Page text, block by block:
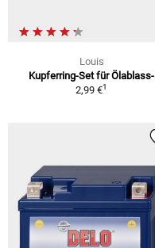
Louis
Kupferring-Set für Ölablass-
2,99 €1